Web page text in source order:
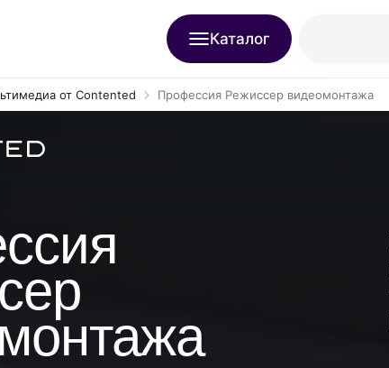
Каталог
от Contented Профессия Режиссер видеомонтажа